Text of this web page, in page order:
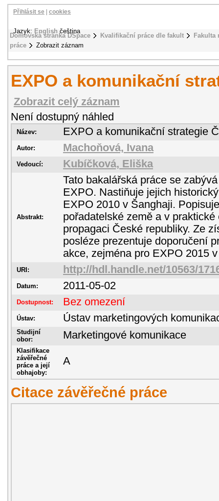
Domovská stránka DSpace Kvalifikační práce dle fakult
práce
Zobrazit záznam
Přihlásit se cookies
Jazyk: English čeština
EXPO a komunikační
Zobrazit celý záznam
Není dostupný náhled
Název: EXPO a komunikační strategie
Autor: Machoňová, Ivana
Vedoucí: Kubíčková, Eliška
Abstrakt:
Tato bakalářská práce se
EXPO. Nastiňuje jejich
EXPO 2010 v Šanghaji.
pořadatelské země a v
propagaci České republiky. Ze
posléze prezentuje doporučení
akce, zejména pro EXPO 2015
URI: http://hdl.handle.net/10563/
Datum: 2011-05-02
Dostupnost: Bez omezení
Ústav: Ústav marketingových
Studijní
obor:
Marketingové komunikace
Klasifikace
závěřečné
práce a její
obhajoby:
A
Citace závěřečné práce